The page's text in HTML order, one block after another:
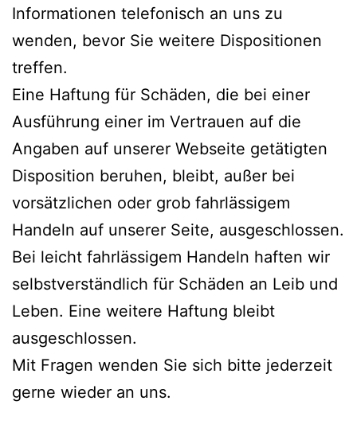
Informationen telefonisch an uns zu
wenden, bevor Sie weitere Dispositionen
treffen.
Eine Haftung für Schäden, die bei einer
Ausführung einer im Vertrauen auf die
Angaben auf unserer Webseite getätigten
Disposition beruhen, bleibt, außer bei
vorsätzlichen oder grob fahrlässigem
Handeln auf unserer Seite, ausgeschlossen.
Bei leicht fahrlässigem Handeln haften wir
selbstverständlich für Schäden an Leib und
Leben. Eine weitere Haftung bleibt
ausgeschlossen.
Mit Fragen wenden Sie sich bitte jederzeit
gerne wieder an uns.